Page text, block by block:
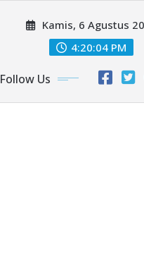
Kamis, 6 Agustus
4:20:06 PM
Follow Us